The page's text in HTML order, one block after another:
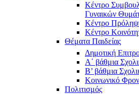
Κέντρο
Γυναικών
Κέντρο
Κέντρο
Θέματα Παιδείας
Δημοτική
Α΄ βάθμια
B’ βάθμια
Κοινωνικό
Πολιτισμός